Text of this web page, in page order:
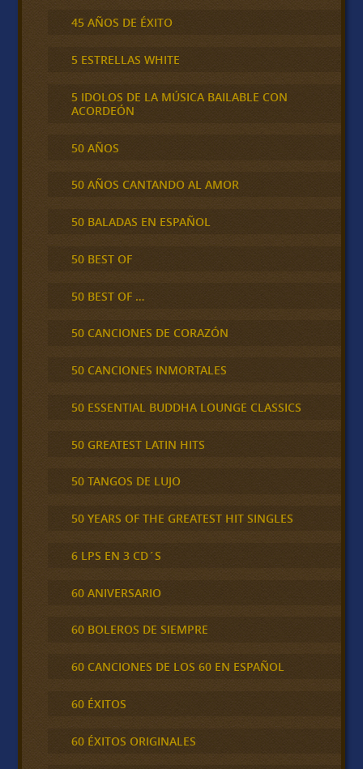
45 AÑOS DE ÉXITO
5 ESTRELLAS WHITE
5 IDOLOS DE LA MÚSICA BAILABLE CON
ACORDEÓN
50 AÑOS
50 AÑOS CANTANDO AL AMOR
50 BALADAS EN ESPAÑOL
50 BEST OF
50 BEST OF …
50 CANCIONES DE CORAZÓN
50 CANCIONES INMORTALES
50 ESSENTIAL BUDDHA LOUNGE CLASSICS
50 GREATEST LATIN HITS
50 TANGOS DE LUJO
50 YEARS OF THE GREATEST HIT SINGLES
6 LPS EN 3 CD´S
60 ANIVERSARIO
60 BOLEROS DE SIEMPRE
60 CANCIONES DE LOS 60 EN ESPAÑOL
60 ÉXITOS
60 ÉXITOS ORIGINALES